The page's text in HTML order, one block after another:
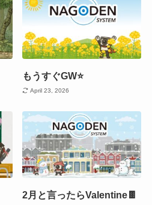
もうすぐGW⭐
April 23, 2026
2月と言ったらValentine🍫